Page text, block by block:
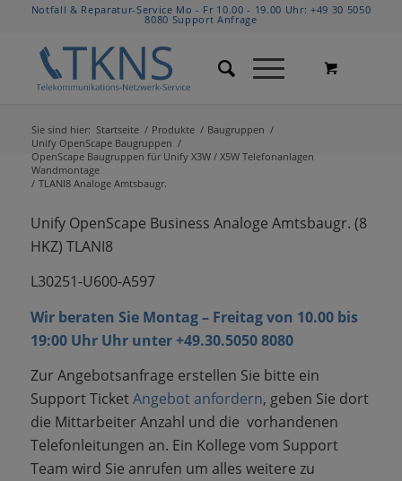
Notfall & Reparatur-Service Mo - Fr 10.00 - 19.00 Uhr:+49 30 5050
8080 Support Anfrage
Sie sind hier: Startseite / Produkte / Baugruppen /
Unify OpenScape Baugruppen /
OpenScape Baugruppen für Unify X3W / X5W Telefonanlagen
Wandmontage
/ TLANI8 Analoge Amtsbaugr.
Unify OpenScape Business Analoge Amtsbaugr. (8
HKZ) TLANI8
L30251-U600-A597
Wir beraten Sie Montag – Freitag von 10.00 bis
19:00 Uhr Uhr unter +49.30.5050 8080
Zur Angebotsanfrage erstellen Sie bitte ein
Support TicketAngebot anfordern, geben Sie dort
die Mittarbeiter Anzahl und die vorhandenen
Telefonleitungen an. Ein Kollege vom Support
Team wird Sie anrufen um alles weitere zu